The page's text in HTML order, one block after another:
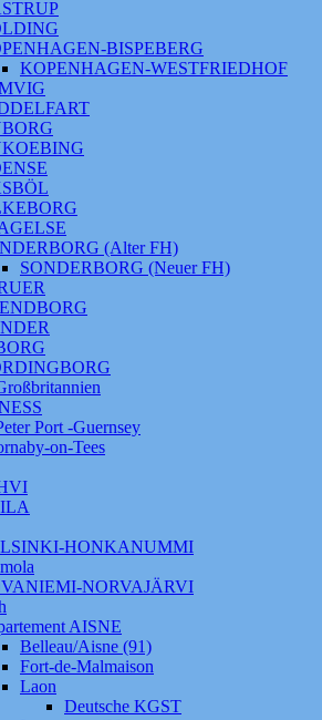
BISPEBERG
KOPENHAGEN-WESTFRIEDHOF
(Alter FH)
SONDERBORG (Neuer FH)
Port -Guernsey
on-Tees
HONKANUMMI
NORVAJÄRVI
AISNE
Belleau/Aisne (91)
Fort-de-Malmaison
Laon
Deutsche KGST